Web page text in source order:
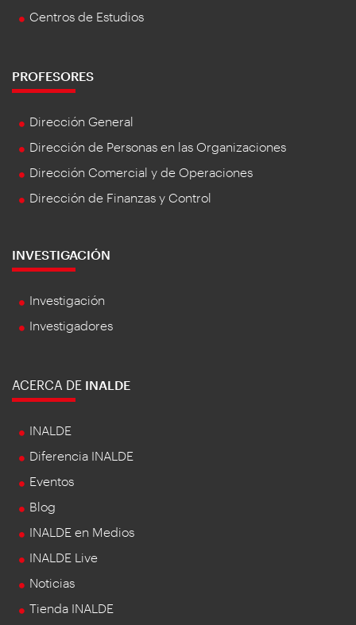
Centros de Estudios
PROFESORES
Dirección General
Dirección de Personas en las Organizaciones
Dirección Comercial y de Operaciones
Dirección de Finanzas y Control
INVESTIGACIÓN
Investigación
Investigadores
ACERCA DE INALDE
INALDE
Diferencia INALDE
Eventos
Blog
INALDE en Medios
INALDE Live
Noticias
Tienda INALDE